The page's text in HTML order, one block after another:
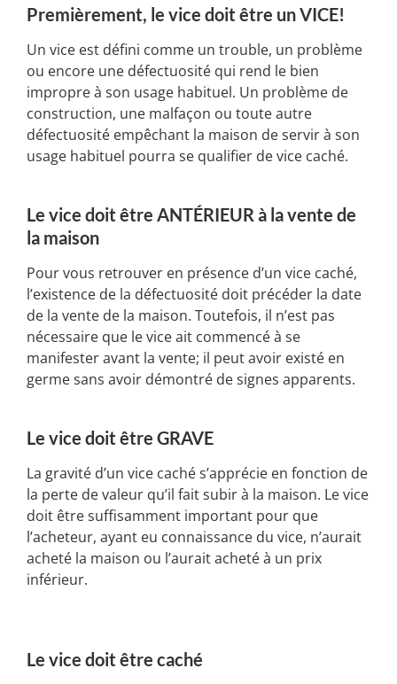
Premièrement, le vice doit être un VICE!
Un vice est défini comme un trouble, un problème
ou encore une défectuosité qui rend le bien
impropre à son usage habituel. Un problème de
construction, une malfaçon ou toute autre
défectuosité empêchant la maison de servir à son
usage habituel pourra se qualifier de vice caché.
Le vice doit être ANTÉRIEUR à la vente de
la maison
Pour vous retrouver en présence d’un vice caché,
l’existence de la défectuosité doit précéder la date
de la vente de la maison. Toutefois, il n’est pas
nécessaire que le vice ait commencé à se
manifester avant la vente; il peut avoir existé en
germe sans avoir démontré de signes apparents.
Le vice doit être GRAVE
La gravité d’un vice caché s’apprécie en fonction de
la perte de valeur qu’il fait subir à la maison. Le vice
doit être suffisamment important pour que
l’acheteur, ayant eu connaissance du vice, n’aurait
acheté la maison ou l’aurait acheté à un prix
inférieur.
Le vice doit être caché